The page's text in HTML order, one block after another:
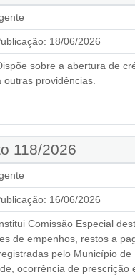
18/06/2026
sobre a abertura de
outras providências.
118/2026
16/06/2026
Comissão Especial
de empenhos, restos a
pelo Município
ocorrência de